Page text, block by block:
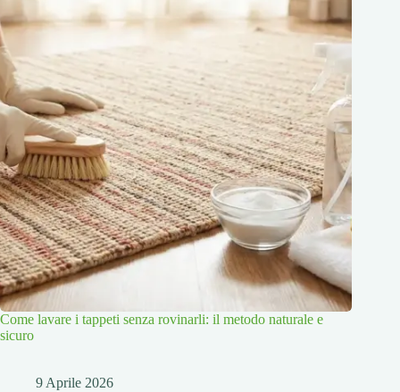
Come lavare i tappeti senza rovinarli: il metodo naturale e
sicuro
9 Aprile 2026